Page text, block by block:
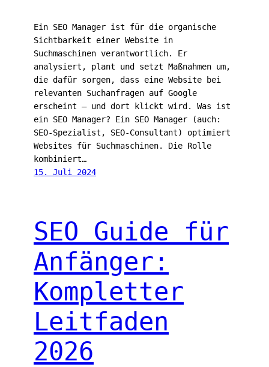
Ein SEO Manager ist für die organische
Sichtbarkeit einer Website in
Suchmaschinen verantwortlich. Er
analysiert, plant und setzt Maßnahmen um,
die dafür sorgen, dass eine Website bei
relevanten Suchanfragen auf Google
erscheint — und dort klickt wird. Was ist
ein SEO Manager? Ein SEO Manager (auch:
SEO-Spezialist, SEO-Consultant) optimiert
Websites für Suchmaschinen. Die Rolle
kombiniert…
15. Juli 2024
SEO Guide für
Anfänger:
Kompletter
Leitfaden
2026